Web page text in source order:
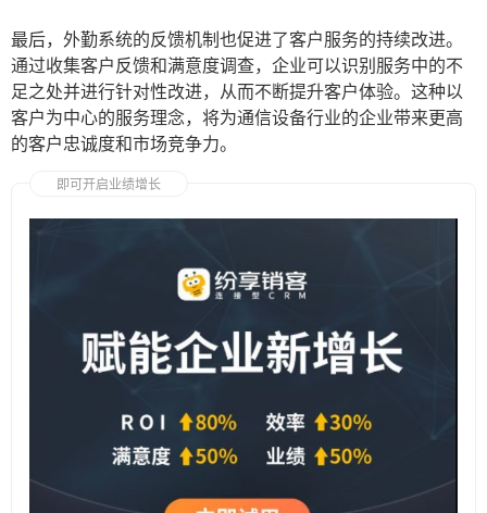
最后，外勤系统的反馈机制也促进了客户服务的持续改进。
通过收集客户反馈和满意度调查，企业可以识别服务中的不
足之处并进行针对性改进，从而不断提升客户体验。这种以
客户为中心的服务理念，将为通信设备行业的企业带来更高
的客户忠诚度和市场竞争力。
即可开启业绩增长